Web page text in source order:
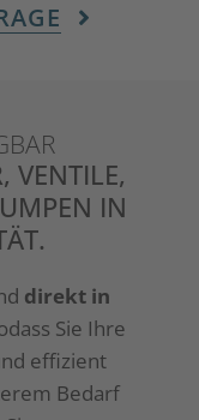
VENTILE,
IN
direkt in
Sie Ihre
effizient
Bedarf